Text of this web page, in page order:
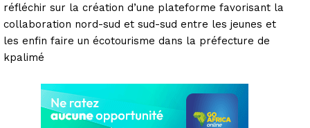
réfléchir sur la création d’une plateforme favorisant la
collaboration nord-sud et sud-sud entre les jeunes et
les enfin faire un écotourisme dans la préfecture de
kpalimé